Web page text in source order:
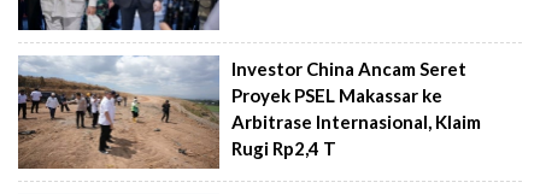
Investor China Ancam Seret
Proyek PSEL Makassar ke
Arbitrase Internasional, Klaim
Rugi Rp2,4 T